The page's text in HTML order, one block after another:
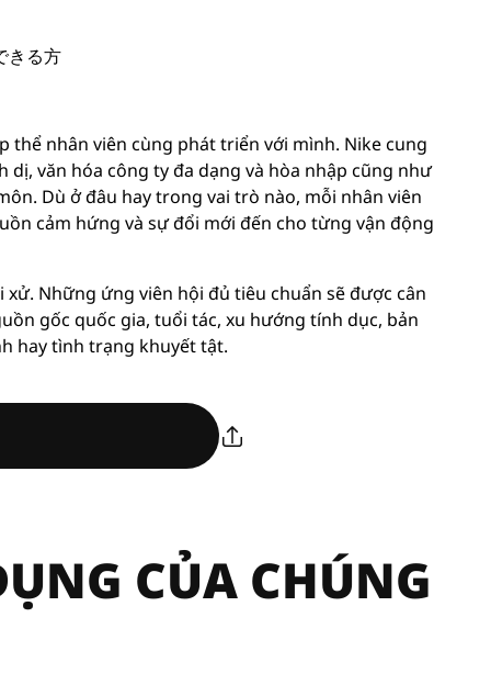
きる方
thể nhân viên cùng phát triển với mình. Nike cung
văn hóa công ty đa dạng và hòa nhập cũng như
Dù ở đâu hay trong vai trò nào, mỗi nhân viên
cảm hứng và sự đổi mới đến cho từng vận động
Những ứng viên hội đủ tiêu chuẩn sẽ được cân
gốc quốc gia, tuổi tác, xu hướng tính dục, bản
hay tình trạng khuyết tật.
CỦA CHÚNG